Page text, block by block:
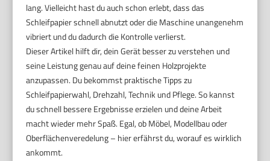
lang. Vielleicht hast du auch schon erlebt, dass das
Schleifpapier schnell abnutzt oder die Maschine unangenehm
vibriert und du dadurch die Kontrolle verlierst.
Dieser Artikel hilft dir, dein Gerät besser zu verstehen und
seine Leistung genau auf deine feinen Holzprojekte
anzupassen. Du bekommst praktische Tipps zu
Schleifpapierwahl, Drehzahl, Technik und Pflege. So kannst
du schnell bessere Ergebnisse erzielen und deine Arbeit
macht wieder mehr Spaß. Egal, ob Möbel, Modellbau oder
Oberflächenveredelung – hier erfährst du, worauf es wirklich
ankommt.